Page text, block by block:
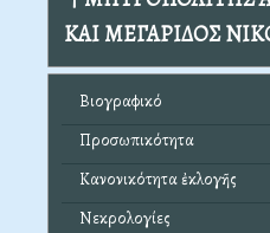
ΚΑΙ ΜΕΓΑΡΙΔΟΣ
Βιογραφικό
Προσωπικότητα
Κανονικότητα ἐκλογῆς
Νεκρολογίες